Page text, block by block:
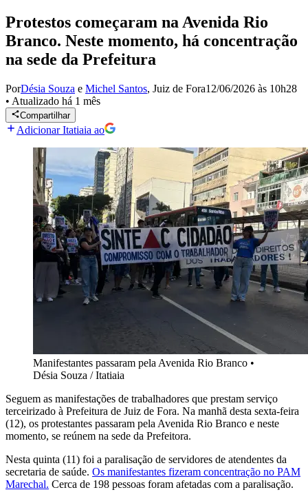
Protestos começaram na Avenida Rio
Branco. Neste momento, há concentração
na sede da Prefeitura
PorDésia Souza e Michel Santos, Juiz de Fora12/06/2026 às 10h28
• Atualizado há 1 mês
Compartilhar
Adicionar Itatiaia ao
Manifestantes passaram pela Avenida Rio Branco •
Désia Souza / Itatiaia
Seguem as manifestações de trabalhadores que prestam serviço
terceirizado à Prefeitura de Juiz de Fora. Na manhã desta sexta-feira
(12), os protestantes passaram pela Avenida Rio Branco e neste
momento, se reúnem na sede da Prefeitora.
Nesta quinta (11) foi a paralisação de servidores de atendentes da
secretaria de saúde. Os manifestantes fizeram concentração no PAM
Marechal. Cerca de 198 pessoas foram afetadas com a paralisação.